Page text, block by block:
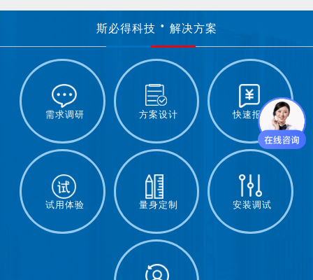
斯必得科技 解决方案
需求调研 方案设计 快速报价
试用体验 量身定制 安装调试